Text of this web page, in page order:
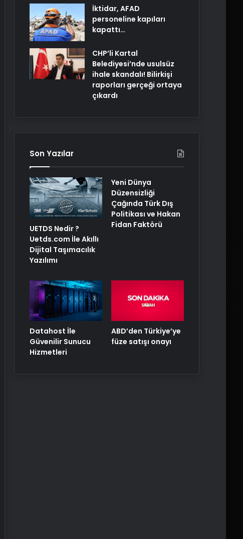
İktidar, AFAD
personeline kapıları
kapattı…
CHP’li Kartal
Belediyesi’nde usulsüz
ihale skandalı! Bilirkişi
raporları gerçeği ortaya
çıkardı
Son Yazılar
UETDS Nedir ?
Uetds.com İle Akıllı
Dijital Taşımacılık
Yazılımı
Yeni Dünya
Düzensizliği
Çağında Türk Dış
Politikası ve Hakan
Fidan Faktörü
Datahost İle
Güvenilir Sunucu
Hizmetleri
ABD’den Türkiye’ye
füze satışı onayı